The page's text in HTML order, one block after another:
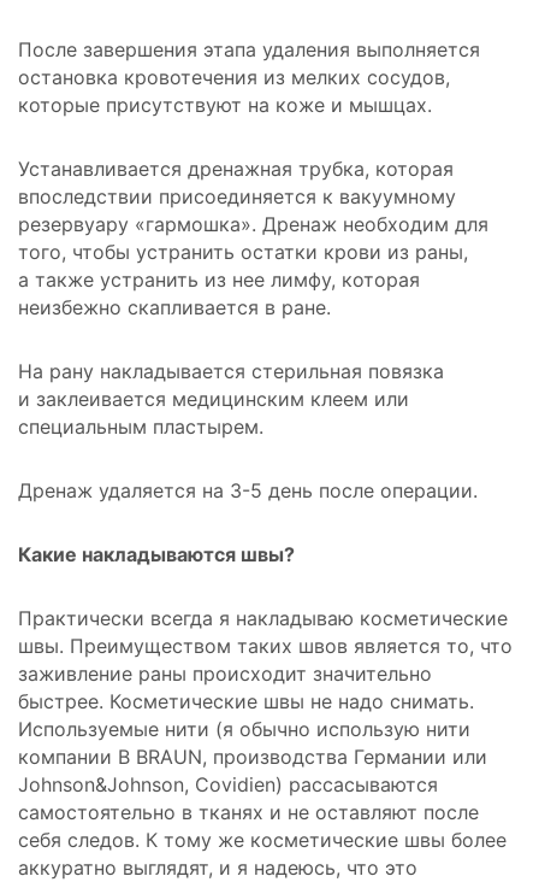
После завершения этапа удаления выполняется
остановка кровотечения из мелких сосудов,
которые присутствуют на коже и мышцах.
Устанавливается дренажная трубка, которая
впоследствии присоединяется к вакуумному
резервуару «гармошка». Дренаж необходим для
того, чтобы устранить остатки крови из раны,
а также устранить из нее лимфу, которая
неизбежно скапливается в ране.
На рану накладывается стерильная повязка
и заклеивается медицинским клеем или
специальным пластырем.
Дренаж удаляется на 3-5 день после операции.
Какие накладываются швы?
Практически всегда я накладываю косметические
швы. Преимуществом таких швов является то, что
заживление раны происходит значительно
быстрее. Косметические швы не надо снимать.
Используемые нити (я обычно использую нити
компании B BRAUN, производства Германии или
Johnson&Johnson, Covidien) рассасываются
самостоятельно в тканях и не оставляют после
себя следов. К тому же косметические швы более
аккуратно выглядят, и я надеюсь, что это